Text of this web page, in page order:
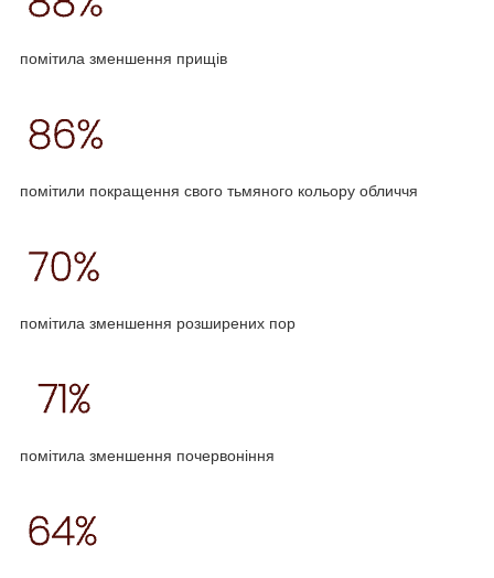
помітила зменшення прищів
помітили покращення свого тьмяного кольору обличчя
помітила зменшення розширених пор
помітила зменшення почервоніння